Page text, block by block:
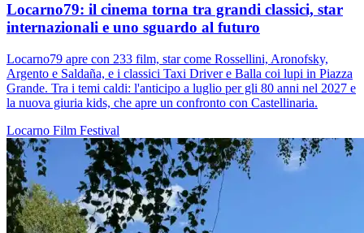
Locarno79: il cinema torna tra grandi classici, star
internazionali e uno sguardo al futuro
Locarno79 apre con 233 film, star come Rossellini, Aronofsky,
Argento e Saldaña, e i classici Taxi Driver e Balla coi lupi in Piazza
Grande. Tra i temi caldi: l'anticipo a luglio per gli 80 anni nel 2027 e
la nuova giuria kids, che apre un confronto con Castellinaria.
Locarno Film Festival